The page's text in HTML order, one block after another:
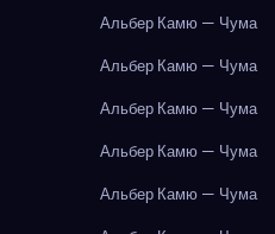
Альбер Камю — Чума
Альбер Камю — Чума
Альбер Камю — Чума
Альбер Камю — Чума
Альбер Камю — Чума